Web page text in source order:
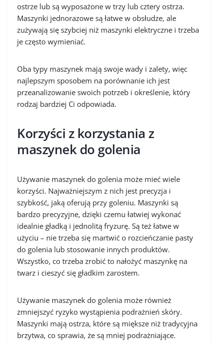
ostrze lub są wyposażone w trzy lub cztery ostrza.
Maszynki jednorazowe są łatwe w obsłudze, ale
zużywają się szybciej niż maszynki elektryczne i trzeba
je często wymieniać.
Oba typy maszynek mają swoje wady i zalety, więc
najlepszym sposobem na porównanie ich jest
przeanalizowanie swoich potrzeb i określenie, który
rodzaj bardziej Ci odpowiada.
Korzyści z korzystania z
maszynek do golenia
Używanie maszynek do golenia może mieć wiele
korzyści. Najważniejszym z nich jest precyzja i
szybkość, jaką oferują przy goleniu. Maszynki są
bardzo precyzyjne, dzięki czemu łatwiej wykonać
idealnie gładką i jednolitą fryzurę. Są też łatwe w
użyciu – nie trzeba się martwić o rozcieńczanie pasty
do golenia lub stosowanie innych produktów.
Wszystko, co trzeba zrobić to nałożyć maszynkę na
twarz i cieszyć się gładkim zarostem.
Używanie maszynek do golenia może również
zmniejszyć ryzyko wystąpienia podrażnień skóry.
Maszynki mają ostrza, które są miększe niż tradycyjna
brzytwa, co sprawia, że są mniej podrażniające.